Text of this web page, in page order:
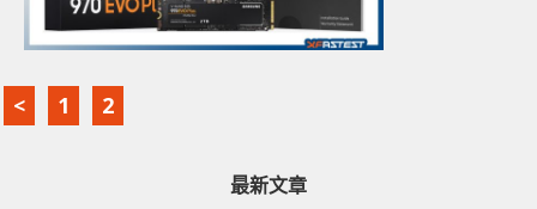
< 1 2
最新文章